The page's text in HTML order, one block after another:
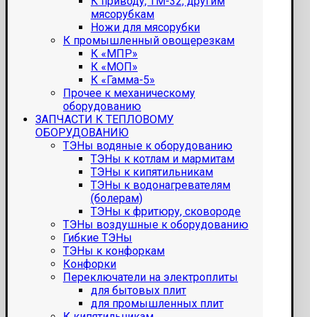
мясорубкам
Ножи для мясорубки
К промышленный овощерезкам
К «МПР»
К «МОП»
К «Гамма-5»
Прочее к механическому
оборудованию
ЗАПЧАСТИ К ТЕПЛОВОМУ
ОБОРУДОВАНИЮ
ТЭНы водяные к оборудованию
ТЭНы к котлам и мармитам
ТЭНы к кипятильникам
ТЭНы к водонагревателям
(болерам)
ТЭНы к фритюру, сковороде
ТЭНы воздушные к оборудованию
Гибкие ТЭНы
ТЭНы к конфоркам
Конфорки
Переключатели на электроплиты
для бытовых плит
для промышленных плит